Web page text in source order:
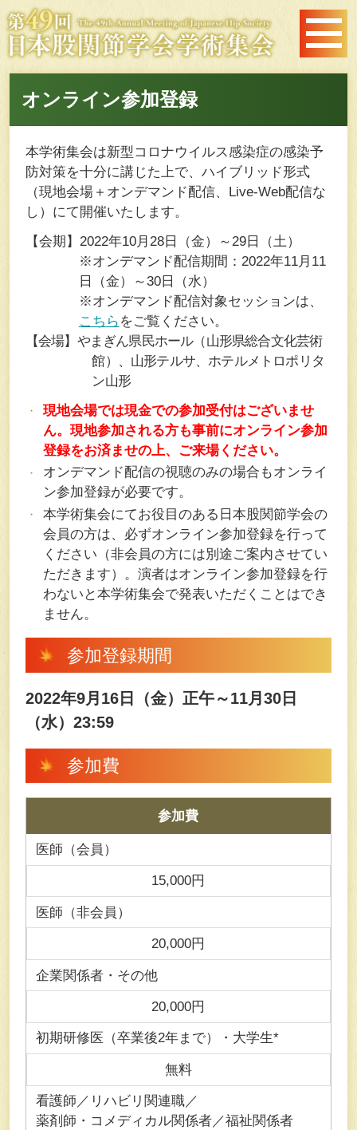
オンライン参加登録
本学術集会は新型コロナウイルス感染症の感染予
防対策を十分に講じた上で、ハイブリッド形式
（現地会場＋オンデマンド配信、Live-Web配信な
し）にて開催いたします。
【会期】2022年10月28日（金）～29日（土）
※オンデマンド配信期間：2022年11月11
日（金）～30日（水）
※オンデマンド配信対象セッションは、
こちら をご覧ください。
【会場】やまぎん県民ホール（山形県総合文化芸術
館）、山形テルサ、ホテルメトロポリタ
ン山形
現地会場では現金での参加受付はございませ
ん。現地参加される方も事前にオンライン参加
登録をお済ませの上、ご来場ください。
オンデマンド配信の視聴のみの場合もオンライ
ン参加登録が必要です。
本学術集会にてお役目のある日本股関節学会の
会員の方は、必ずオンライン参加登録を行って
ください（非会員の方には別途ご案内させてい
ただきます）。演者はオンライン参加登録を行
わないと本学術集会で発表いただくことはでき
ません。
参加登録期間
2022年9月16日（金）正午～11月30日
（水）23:59
参加費
参加費
医師（会員）
15,000円
医師（非会員）
20,000円
企業関係者・その他
20,000円
初期研修医（卒業後2年まで）・大学生*
無料
看護師／リハビリ関連職／
薬剤師・コメディカル関係者／福祉関係者